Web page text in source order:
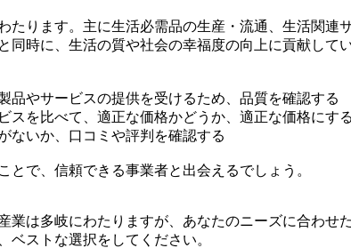
たります。主に生活必需品の生産・流通、生活関
同時に、生活の質や社会の幸福度の向上に貢献してい
品やサービスの提供を受けるため、品質を確認する
スを比べて、適正な価格かどうか、適正な価格にす
ないか、口コミや評判を確認する
とで、信頼できる事業者と出会えるでしょう。
業は多岐にわたりますが、あなたのニーズに合わせ
ベストな選択をしてください。